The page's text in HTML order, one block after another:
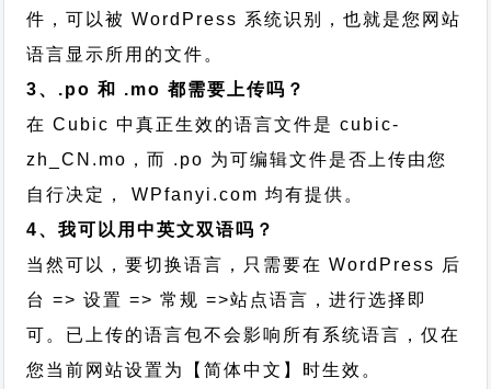
件，可以被 WordPress 系统识别，也就是您网站
语言显示所用的文件。
3、.po 和 .mo 都需要上传吗？
在 Cubic 中真正生效的语言文件是 cubic-
zh_CN.mo，而 .po 为可编辑文件是否上传由您
自行决定， WPfanyi.com 均有提供。
4、我可以用中英文双语吗？
当然可以，要切换语言，只需要在 WordPress 后
台 => 设置 => 常规 =>站点语言，进行选择即
可。已上传的语言包不会影响所有系统语言，仅在
您当前网站设置为【简体中文】时生效。